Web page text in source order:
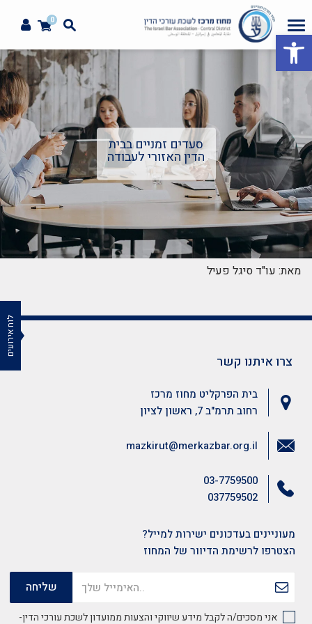
פתח סרגל נגישות
0
סעדים זמניים בבית
הדין האזורי לעבודה
מאת: עו"ד סיגל פעיל
צרו איתנו קשר
בית הפרקליט מחוז מרכז
רחוב תרמ"ב 7, ראשון לציון
03-7759500
037759502
mazkirut@merkazbar.org.il
מעוניינים בעדכונים ישירות למייל?
הצטרפו לרשימת הדיוור של המחוז
אני מסכים/ה לקבל מידע שיווקי והצעות ממועדון לשכת עורכי הדין-
לוח אירועים